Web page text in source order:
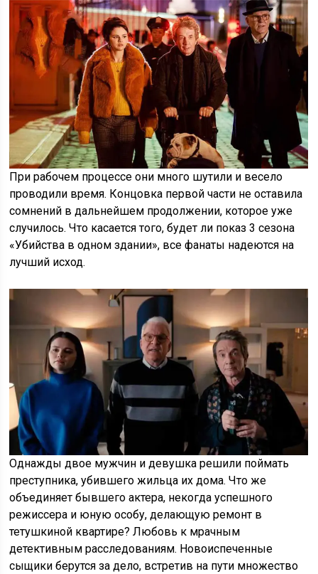
При рабочем процессе они много шутили и весело
проводили время. Концовка первой части не оставила
сомнений в дальнейшем продолжении, которое уже
случилось. Что касается того, будет ли показ 3 сезона
«Убийства в одном здании», все фанаты надеются на
лучший исход.
Однажды двое мужчин и девушка решили поймать
преступника, убившего жильца их дома. Что же
объединяет бывшего актера, некогда успешного
режиссера и юную особу, делающую ремонт в
тетушкиной квартире? Любовь к мрачным
детективным расследованиям. Новоиспеченные
сыщики берутся за дело, встретив на пути множество